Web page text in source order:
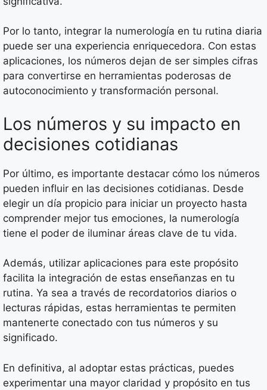
Por lo tanto, integrar la numerología en tu rutina diaria
puede ser una experiencia enriquecedora. Con estas
aplicaciones, los números dejan de ser simples cifras
para convertirse en herramientas poderosas de
autoconocimiento y transformación personal.
Los números y su impacto en
decisiones cotidianas
Por último, es importante destacar cómo los números
pueden influir en las decisiones cotidianas. Desde
elegir un día propicio para iniciar un proyecto hasta
comprender mejor tus emociones, la numerología
tiene el poder de iluminar áreas clave de tu vida.
Además, utilizar aplicaciones para este propósito
facilita la integración de estas enseñanzas en tu
rutina. Ya sea a través de recordatorios diarios o
lecturas rápidas, estas herramientas te permiten
mantenerte conectado con tus números y su
significado.
En definitiva, al adoptar estas prácticas, puedes
experimentar una mayor claridad y propósito en tus